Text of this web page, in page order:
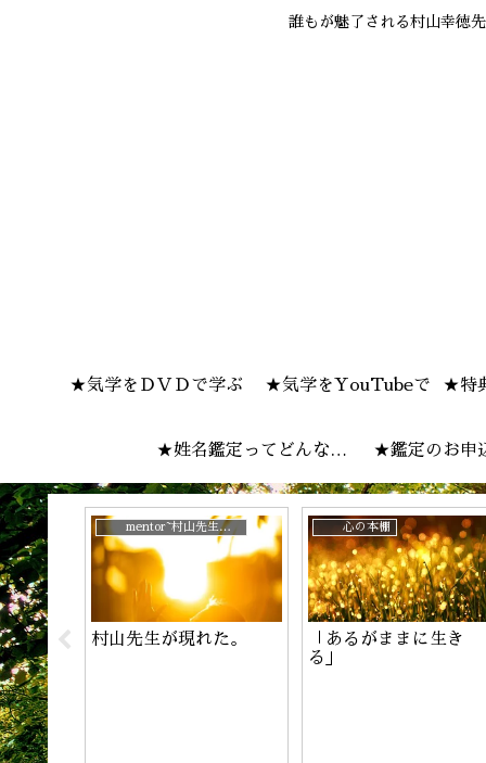
誰もが魅了される村山幸徳
★気学をＤＶＤで学ぶ ★気学をYouTubeで ★特
★姓名鑑定ってどんな感
じ？
★鑑定のお申
mentor~村山先生と。
村山先生が現れた。
心の本棚
「あるがままに生き
る」